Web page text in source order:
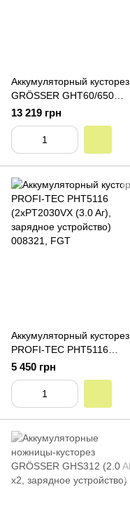
Аккумуляторный кусторез
GRÖSSER GHT60/650
(GB60/4 (60V, 4.0 Ah) х1,
зарядное устройство)
13 219 грн
Аккумуляторный кусторез
PROFI-TEC PHT5116
(2хPT2030VX (3.0 Aг),
зарядное устройство)
5 450 грн